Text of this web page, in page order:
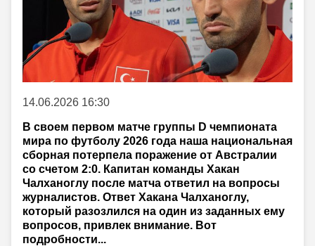
14.06.2026 16:30
В своем первом матче группы D чемпионата
мира по футболу 2026 года наша национальная
сборная потерпела поражение от Австралии
со счетом 2:0. Капитан команды Хакан
Чалханоглу после матча ответил на вопросы
журналистов. Ответ Хакана Чалханоглу,
который разозлился на один из заданных ему
вопросов, привлек внимание. Вот
подробности...